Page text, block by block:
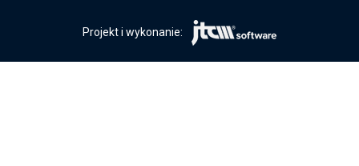
Projekt i wykonanie: